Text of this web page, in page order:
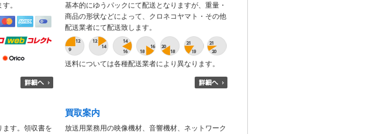
。
基本的にゆうパックにて配送となりますが、重量・
商品の形状などによって、クロネコヤマト・その他
配送業者にて配送致します。
送料については各種配送業者により異なります。
ます。領収書を
買取案内
放送用業務用の映像機材、音響機材、ネットワーク